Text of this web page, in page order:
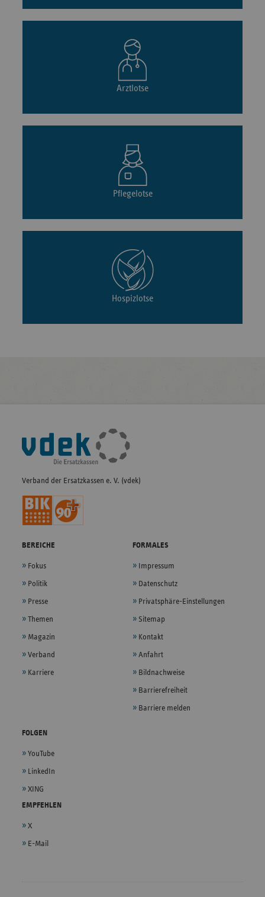
Arztlotse
Pflegelotse
Hospizlotse
Fußleisten-
Navigation
Verband der Ersatzkassen e. V. (vdek)
BEREICHE
Fokus
Politik
Presse
Themen
Magazin
Verband
Karriere
FORMALES
Impressum
Datenschutz
Privatsphäre-Einstellungen
Sitemap
Kontakt
Anfahrt
Bildnachweise
Barrierefreiheit
Barriere melden
FOLGEN
YouTube
LinkedIn
XING
EMPFEHLEN
X
E-Mail